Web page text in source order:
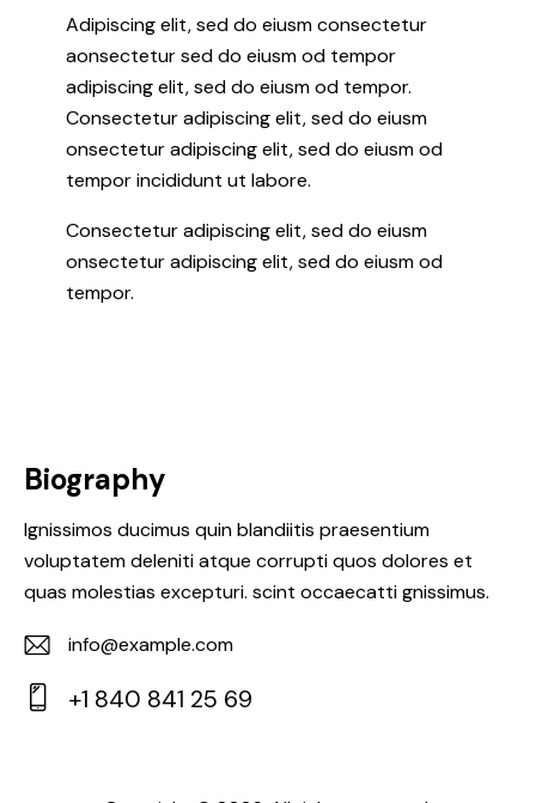
Adipiscing elit, sed do eiusm consectetur
aonsectetur sed do eiusm od tempor
adipiscing elit, sed do eiusm od tempor.
Consectetur adipiscing elit, sed do eiusm
onsectetur adipiscing elit, sed do eiusm od
tempor incididunt ut labore.
Consectetur adipiscing elit, sed do eiusm
onsectetur adipiscing elit, sed do eiusm od
tempor.
Biography
Ignissimos ducimus quin blandiitis praesentium
voluptatem deleniti atque corrupti quos dolores et
quas molestias excepturi. scint occaecatti gnissimus.
E-
m
info@example.com
+1 840 841 25 69